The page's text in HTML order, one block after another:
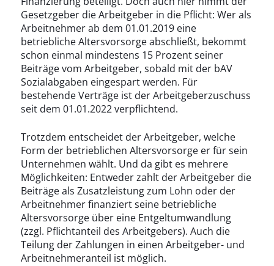
Gesetzgeber die Arbeitgeber in die Pflicht: Wer als
Arbeitnehmer ab dem 01.01.2019 eine
betriebliche Altersvorsorge abschließt, bekommt
schon einmal mindestens 15 Prozent seiner
Beiträge vom Arbeitgeber, sobald mit der bAV
Sozialabgaben eingespart werden. Für
bestehende Verträge ist der Arbeitgeberzuschuss
seit dem 01.01.2022 verpflichtend.
Trotzdem entscheidet der Arbeitgeber, welche
Form der betrieblichen Altersvorsorge er für sein
Unternehmen wählt. Und da gibt es mehrere
Möglichkeiten: Entweder zahlt der Arbeitgeber die
Beiträge als Zusatzleistung zum Lohn oder der
Arbeitnehmer finanziert seine betriebliche
Altersvorsorge über eine Entgeltumwandlung
(zzgl. Pflichtanteil des Arbeitgebers). Auch die
Teilung der Zahlungen in einen Arbeitgeber- und
Arbeitnehmeranteil ist möglich.